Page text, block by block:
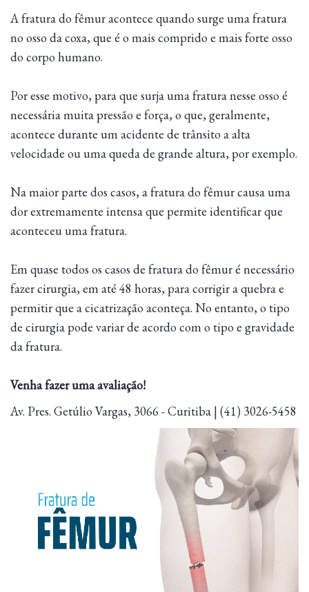
A fratura do fêmur acontece quando surge uma fratura
no osso da coxa, que é o mais comprido e mais forte osso
do corpo humano.
Por esse motivo, para que surja uma fratura nesse osso é
necessária muita pressão e força, o que, geralmente,
acontece durante um acidente de trânsito a alta
velocidade ou uma queda de grande altura, por exemplo.
Na maior parte dos casos, a fratura do fêmur causa uma
dor extremamente intensa que permite identificar que
aconteceu uma fratura.
Em quase todos os casos de fratura do fêmur é necessário
fazer cirurgia, em até 48 horas, para corrigir a quebra e
permitir que a cicatrização aconteça. No entanto, o tipo
de cirurgia pode variar de acordo com o tipo e gravidade
da fratura.
Venha fazer uma avaliação!
Av. Pres. Getúlio Vargas, 3066 - Curitiba | (41) 3026-5458